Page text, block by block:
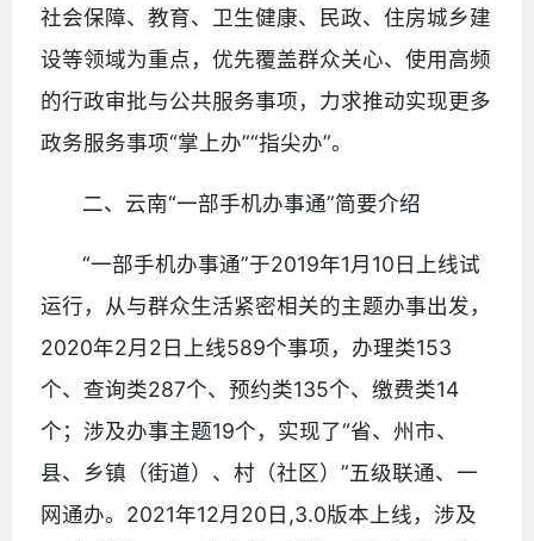
社会保障、教育、卫生健康、民政、住房城乡建
设等领域为重点，优先覆盖群众关心、使用高频
的行政审批与公共服务事项，力求推动实现更多
政务服务事项“掌上办”“指尖办”。
二、云南“一部手机办事通”简要介绍
“一部手机办事通”于2019年1月10日上线试
运行，从与群众生活紧密相关的主题办事出发，
2020年2月2日上线589个事项，办理类153
个、查询类287个、预约类135个、缴费类14
个；涉及办事主题19个，实现了“省、州市、
县、乡镇（街道）、村（社区）”五级联通、一
网通办。2021年12月20日,3.0版本上线，涉及